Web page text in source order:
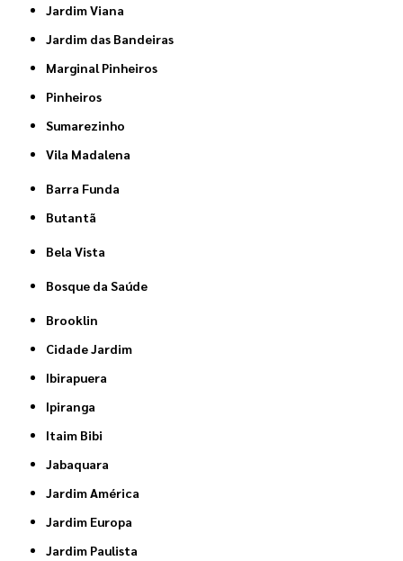
Jardim Viana
Jardim das Bandeiras
Marginal Pinheiros
Pinheiros
Sumarezinho
Vila Madalena
Barra Funda
Butantã
Bela Vista
Bosque da Saúde
Brooklin
Cidade Jardim
Ibirapuera
Ipiranga
Itaim Bibi
Jabaquara
Jardim América
Jardim Europa
Jardim Paulista